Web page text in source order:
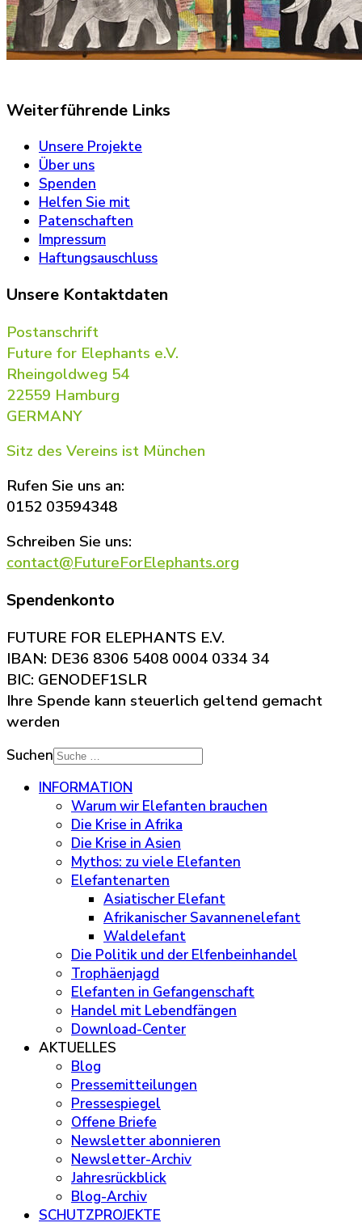
Weiterführende Links
Unsere Projekte
Über uns
Spenden
Helfen Sie mit
Patenschaften
Impressum
Haftungsauschluss
Unsere Kontaktdaten
Postanschrift
Future for Elephants e.V.
Rheingoldweg 54
22559 Hamburg
GERMANY
Sitz des Vereins ist München
Rufen Sie uns an:
0152 03594348
Schreiben Sie uns:
contact@FutureForElephants.org
Spendenkonto
FUTURE FOR ELEPHANTS E.V.
IBAN: DE36 8306 5408 0004 0334 34
BIC: GENODEF1SLR
Ihre Spende kann steuerlich geltend gemacht
werden
Suchen
INFORMATION
Warum wir Elefanten brauchen
Die Krise in Afrika
Die Krise in Asien
Mythos: zu viele Elefanten
Elefantenarten
Asiatischer Elefant
Afrikanischer Savannenelefant
Waldelefant
Die Politik und der Elfenbeinhandel
Trophäenjagd
Elefanten in Gefangenschaft
Handel mit Lebendfängen
Download-Center
AKTUELLES
Blog
Pressemitteilungen
Pressespiegel
Offene Briefe
Newsletter abonnieren
Newsletter-Archiv
Jahresrückblick
Blog-Archiv
SCHUTZPROJEKTE